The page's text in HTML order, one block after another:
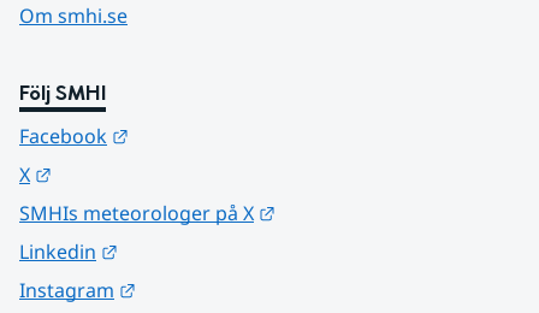
Om smhi.se
Följ SMHI
Facebook
X
SMHIs meteorologer på X
Linkedin
Instagram